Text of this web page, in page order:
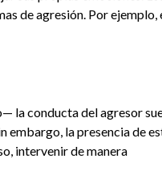
de agresión. Por ejemplo,
la conducta del agresor
embargo, la presencia de
intervenir de manera